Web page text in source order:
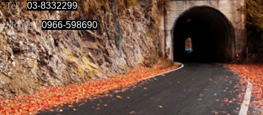
Tel：03-8332299
Mobile：0966-598690